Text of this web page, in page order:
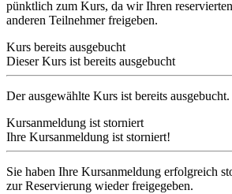
pünktlich zum Kurs, da wir Ihren
anderen Teilnehmer freigeben.
Kurs bereits ausgebucht
Dieser Kurs ist bereits ausgebucht
Der ausgewählte Kurs ist bereits ausgebucht.
Kursanmeldung ist storniert
Ihre Kursanmeldung ist storniert!
Sie haben Ihre Kursanmeldung erfolgreich
zur Reservierung wieder freigegeben.